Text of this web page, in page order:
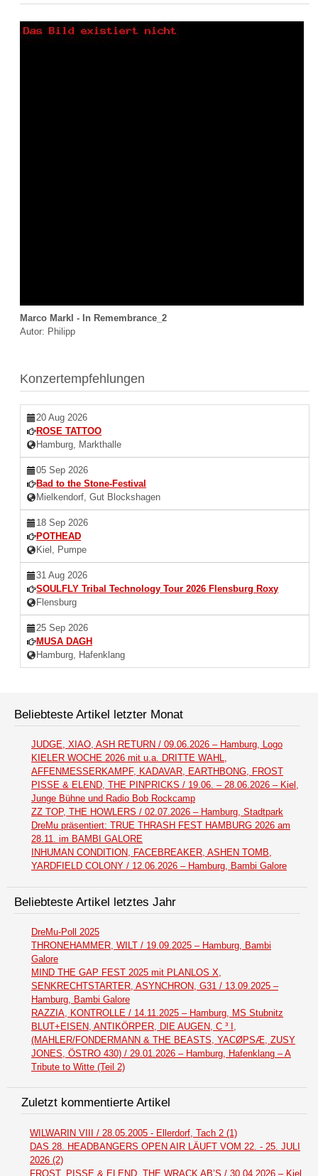
Marco Markl - In Remembrance_2
Autor: Philipp
Konzertempfehlungen
20 Aug 2026
ROSE TATTOO
Hamburg, Markthalle
05 Sep 2026
Bad to the Stone-Festival
Mielkendorf, Gut Blockshagen
18 Sep 2026
POTHEAD
Kiel, Pumpe
31 Aug 2026
SOULFLY Tribal Technology Tour 2026 Flensburg Roxy
Flensburg
25 Sep 2026
MUSA DAGH
Hamburg, Hafenklang
Beliebteste Artikel letzter Monat
JUDGE, XIAO, ASH RETURN / 09.06.2026 – Hamburg, Logo
KIELER WOCHE 2026 mit u.a. DRITTE WAHL,
AFFENMESSERKAMPF, KADAVAR, EARTHBONG, FROST
PISSE & ELEND, THE PINPRICKS / 19.06. – 28.06.2026 – Kiel,
Junge Bühne und Radio Bob Rockcamp
ZZ TOP, THE HOWLERS / 02.07.2026 – Hamburg, Stadtpark
DreMu präsentiert: TRUE THRASH FEST HAMBURG 2026 am
28.11. im BAMBI GALORE
INHUMAN CONDITION, FACEBREAKER, ASHEN TOMB,
YARDFIELD COLONY / 12.06.2026 – Hamburg, Bambi Galore
Beliebteste Artikel letztes Jahr
DreMu-Poll 2025
THRONEHAMMER, WILT / 19.09.2025 – Hamburg, Bambi
Galore
MIND THE GAP FEST 2025 mit PLANLOS X,
SENKRECHTSTARTER, ASYNCHRON, G31 / 13.09.2025 –
Hamburg, Bambi Galore
RAZZIA, KONTROLLE / 14.11.2025 – Hamburg, MS Stubnitz
BLUT+EISEN, ANTIKÖRPER, DIE AUGEN, C ³ I,
(MAHLER/FONDERMANN & THE BEASTS, YACØPSÆ, ZUSY
JONES, ÖSTRO 430) / 29.01.2026 – Hamburg, Hafenklang – A
Tribute to Witte (Teil 2)
Zuletzt kommentierte Artikel
WILWARIN VIII / 28.05.2005 - Ellerdorf, Tach 2 (1)
DAS 28. HEADBANGERS OPEN AIR LÄUFT VOM 22. - 25. JULI
2026 (2)
FROST, PISSE & ELEND, THE WRACK AB’S / 30.04.2026 – Kiel,